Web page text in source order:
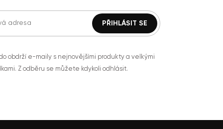
obdrží e-maily s nejnovějšími produkty a velkými
Z odběru se můžete kdykoli odhlásit.